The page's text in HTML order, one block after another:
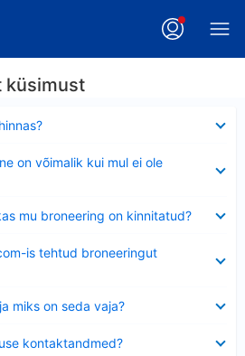
küsimust
on võimalik kui mul ei ole
mu broneering on kinnitatud?
is tehtud broneeringut
miks on seda vaja?
kontaktandmed?